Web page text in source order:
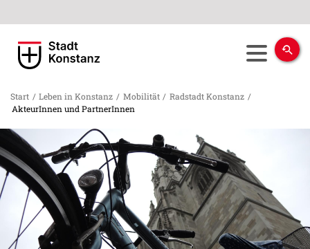
Start / Leben in Konstanz / Mobilität / Radstadt Konstanz /
AkteurInnen und PartnerInnen